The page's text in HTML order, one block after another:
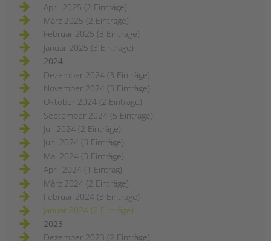
April 2025 (2 Einträge)
März 2025 (2 Einträge)
Februar 2025 (3 Einträge)
Januar 2025 (3 Einträge)
2024
Dezember 2024 (3 Einträge)
November 2024 (3 Einträge)
Oktober 2024 (2 Einträge)
September 2024 (5 Einträge)
Juli 2024 (2 Einträge)
Juni 2024 (3 Einträge)
Mai 2024 (3 Einträge)
April 2024 (1 Eintrag)
März 2024 (2 Einträge)
Februar 2024 (3 Einträge)
Januar 2024 (2 Einträge)
2023
Dezember 2023 (2 Einträge)